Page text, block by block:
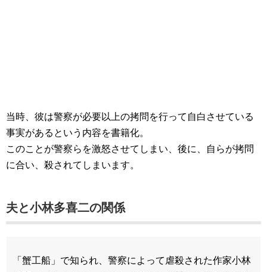
当時、彼は警察が必要以上の拷問を行って自白させている
事実があるという内容を書籍化。
このことが警察らを激怒させてしまい、後に、自らが拷問
に合い、殺されてしまいます。
夫と小林多喜二の関係
「蟹工船」で知られ、警察によって虐殺された作家小林